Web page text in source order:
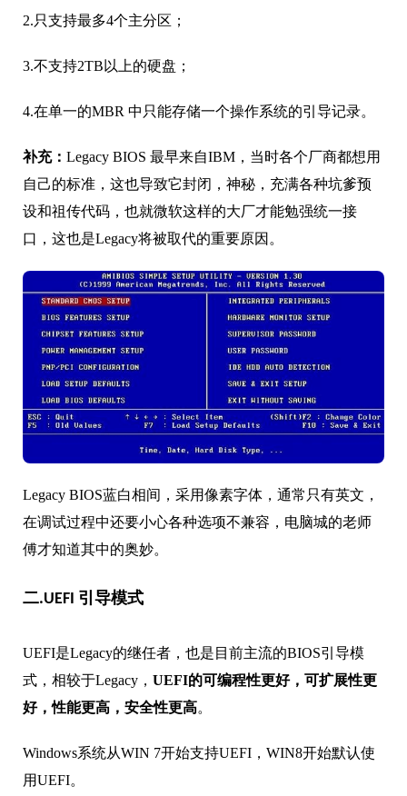
2.只支持最多4个主分区；
3.不支持2TB以上的硬盘；
4.在单一的MBR 中只能存储一个操作系统的引导记录。
补充： Legacy BIOS 最早来自IBM，当时各个厂商都想用
自己的标准，这也导致它封闭，神秘，充满各种坑爹预
设和祖传代码，也就微软这样的大厂才能勉强统一接
口，这也是Legacy将被取代的重要原因。
Legacy BIOS蓝白相间，采用像素字体，通常只有英文，
在调试过程中还要小心各种选项不兼容，电脑城的老师
傅才知道其中的奥妙。
二.UEFI 引导模式
UEFI是Legacy的继任者，也是目前主流的BIOS引导模
式，相较于Legacy， UEFI的可编程性更好，可扩展性更
好，性能更高，安全性更高。
Windows系统从WIN 7开始支持UEFI，WIN8开始默认使
用UEFI。